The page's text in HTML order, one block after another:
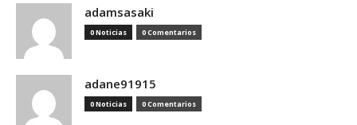
adamsasaki
0 Noticias 0 Comentarios
adane91915
0 Noticias 0 Comentarios